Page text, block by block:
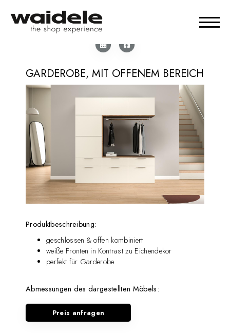
GARDEROBE, MIT OFFENEM BEREICH
Produktbeschreibung:
geschlossen & offen kombiniert
weiße Fronten in Kontrast zu Eichendekor
perfekt für Garderobe
Abmessungen des dargestellten Möbels:
Preis anfragen